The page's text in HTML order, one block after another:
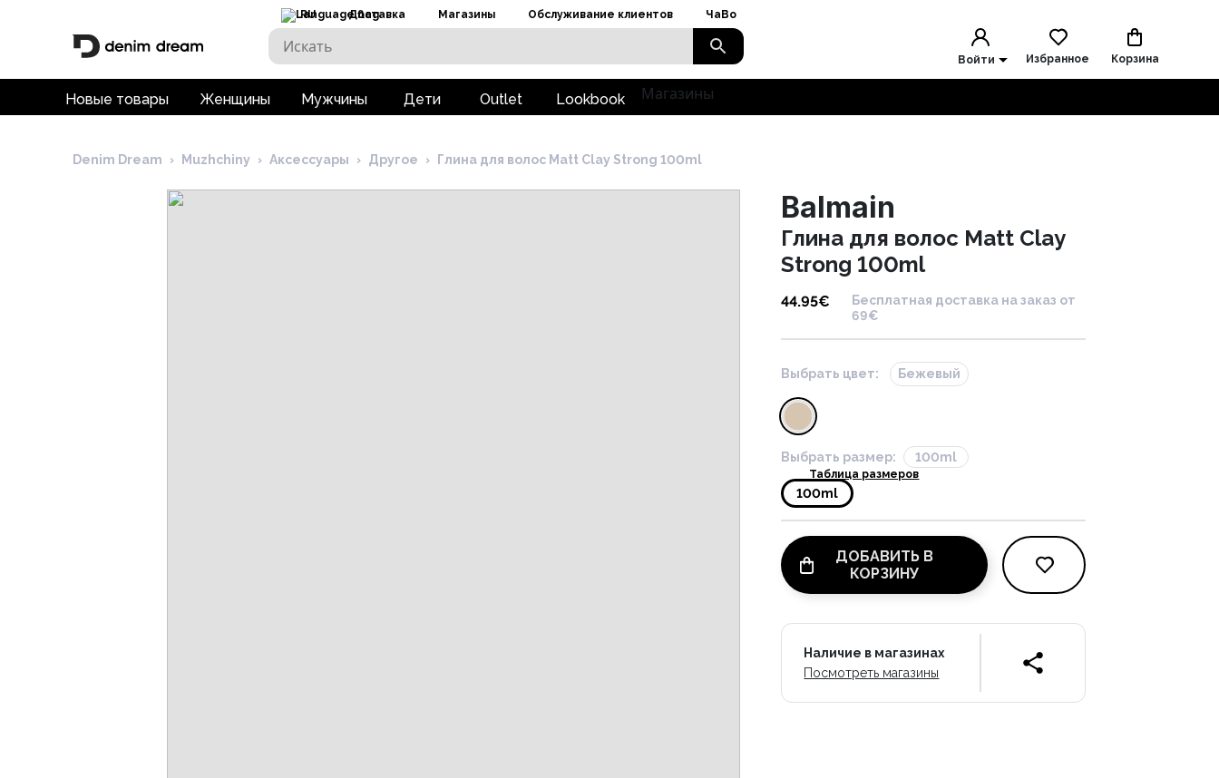
RU Доставка Магазины Обслуживание клиентов ЧаВо
Войти Избранное Корзина
Новые товары Женщины Мужчины Дети Outlet Lookbook Магазины
Denim Dream › Muzhchiny › Аксессуары › Другое › Глина для волос Matt Clay Strong 100ml
Balmain
Глина для волос Matt Clay
Strong 100ml
44.95€
Бесплатная доставка на заказ от
69€
Выбрать цвет: Бежевый
Выбрать размер: 100ml
Таблица размеров
100ml
ДОБАВИТЬ В
КОРЗИНУ
Наличие в магазинах
Посмотреть магазины